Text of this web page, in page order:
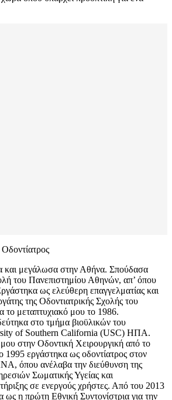
και μεγάλωσα στην Αθήνα. Σπούδασα
του Πανεπιστημίου Αθηνών, απ’ όπου
ως ελεύθερη επαγγελματίας και
της Οδοντιατρικής Σχολής του
μεταπτυχιακό μου το 1986.
στο τμήμα βιοϋλικών του
of Southern California (USC) ΗΠΑ.
στην Οδοντική Χειρουργική από το
εργάστηκα ως οδοντίατρος στον
όπου ανέλαβα την διεύθυνση της
Σωματικής Υγείας και
σε ενεργούς χρήστες. Από του 2013
η πρώτη Εθνική Συντονίστρια για την